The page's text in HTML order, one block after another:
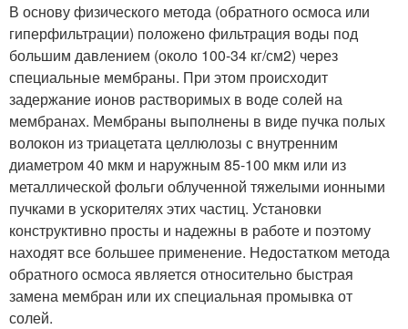
В основу физического метода (обратного осмоса или
гиперфильтрации) положено фильтрация воды под
большим давлением (около 100-34 кг/см2) через
специальные мембраны. При этом происходит
задержание ионов растворимых в воде солей на
мембранах. Мембраны выполнены в виде пучка полых
волокон из триацетата целлюлозы с внутренним
диаметром 40 мкм и наружным 85-100 мкм или из
металлической фольги облученной тяжелыми ионными
пучками в ускорителях этих частиц. Установки
конструктивно просты и надежны в работе и поэтому
находят все большее применение. Недостатком метода
обратного осмоса является относительно быстрая
замена мембран или их специальная промывка от
солей.